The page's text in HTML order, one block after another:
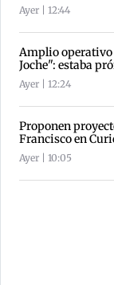
Ayer | 12:44
Amplio
Joche": estaba
Ayer | 12:24
Proponen
Francisco en
Ayer | 10:05